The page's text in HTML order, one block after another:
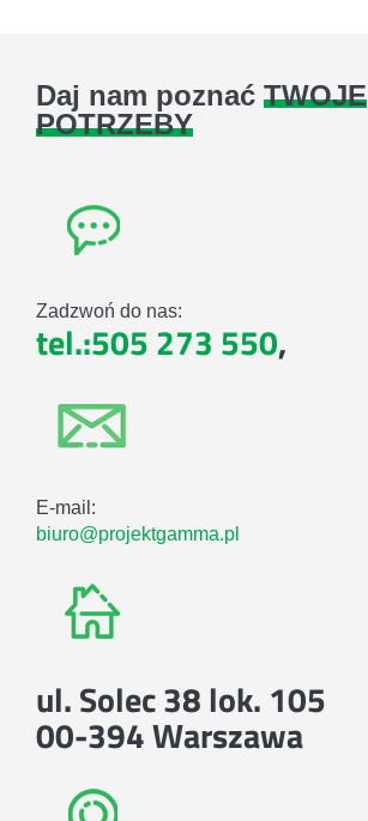
Daj nam poznać TWOJE
POTRZEBY
Zadzwoń do nas:
tel.:505 273 550,
E-mail:
biuro@projektgamma.pl
ul. Solec 38 lok. 105
00-394 Warszawa